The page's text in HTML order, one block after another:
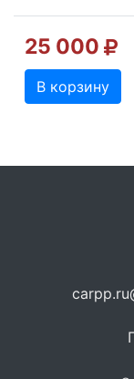
25 000
В корзину